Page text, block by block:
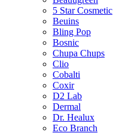
5 Star Cosmetic
Beuins
Bling Pop
Bosnic
Chupa Chups
Clio
Cobalti
Coxir
D2 Lab
Dermal
Dr. Healux
Eco Branch